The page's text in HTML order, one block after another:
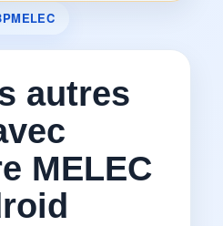
autres
MELEC